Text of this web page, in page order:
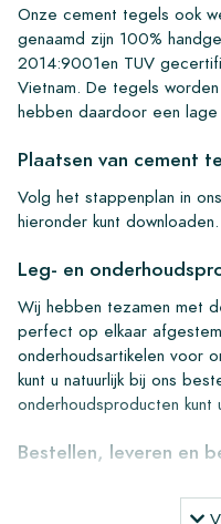
Onze cement tegels ook
genaamd zijn 100%
2014:9001en TUV
Vietnam. De tegels
hebben daardoor een
Plaatsen van cement
Volg het stappenplan in
hieronder kunt downloaden.
Leg- en
Wij hebben tezamen met
perfect op elkaar
onderhoudsartikelen voor
kunt u natuurlijk bij ons
onderhoudsproducten kunt
Bestellen, leveren en
werkdagen overal leveren